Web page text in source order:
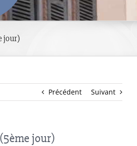
jour)
Précédent Suivant
jour)